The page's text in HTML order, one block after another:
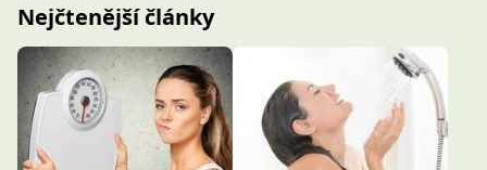
Nejčtenější články